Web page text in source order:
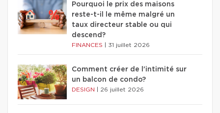
Pourquoi le prix des maisons
reste-t-il le même malgré un
taux directeur stable ou qui
descend?
FINANCES 31 juillet 2026
Comment créer de l'intimité sur
un balcon de condo?
DESIGN 26 juillet 2026